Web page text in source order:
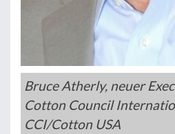
Bruce Atherly, neuer
Cotton Council
CCI/Cotton USA